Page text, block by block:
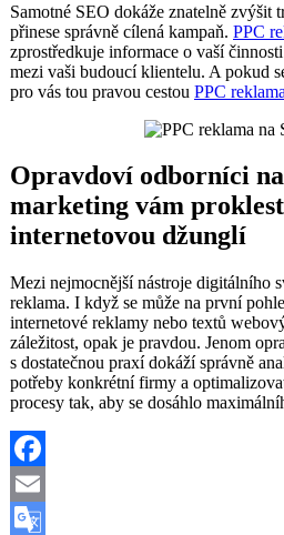
Samotné SEO dokáže znatelně zvýšit
přinese správně cílená kampaň. PPC
zprostředkuje informace o vaší
mezi vaši budoucí klientelu. A pokud
pro vás tou pravou cestou PPC
Opravdoví odborníci
marketing vám
internetovou džunglí
Mezi nejmocnější nástroje digitálního
reklama. I když se může na první
internetové reklamy nebo textů
záležitost, opak je pravdou. Jenom
s dostatečnou praxí dokáží správně
potřeby konkrétní firmy a
procesy tak, aby se dosáhlo
Facebook
Email